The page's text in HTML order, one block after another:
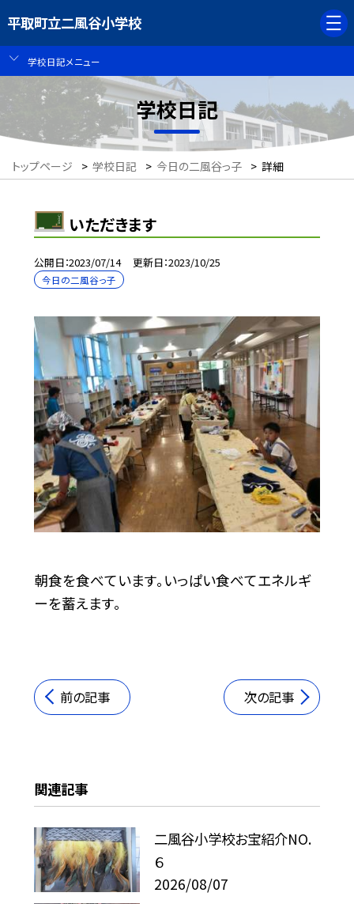
平取町立二風谷小学校
学校日記メニュー
学校日記
トップページ > 学校日記 > 今日の二風谷っ子 > 詳細
いただきます
公開日 2023/07/14 更新日 2023/10/25
今日の二風谷っ子
朝食を食べています。いっぱい食べてエネルギ
ーを蓄えます。
前の記事 次の記事
関連記事
二風谷小学校お宝紹介NO.
６
2026/08/07